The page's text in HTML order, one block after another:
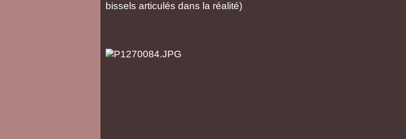
bissels articulés dans la réalité)